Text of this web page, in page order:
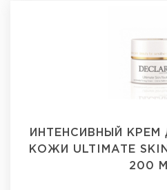
ИНТЕНСИВНЫЙ
КОЖИ ULTIMATE
200